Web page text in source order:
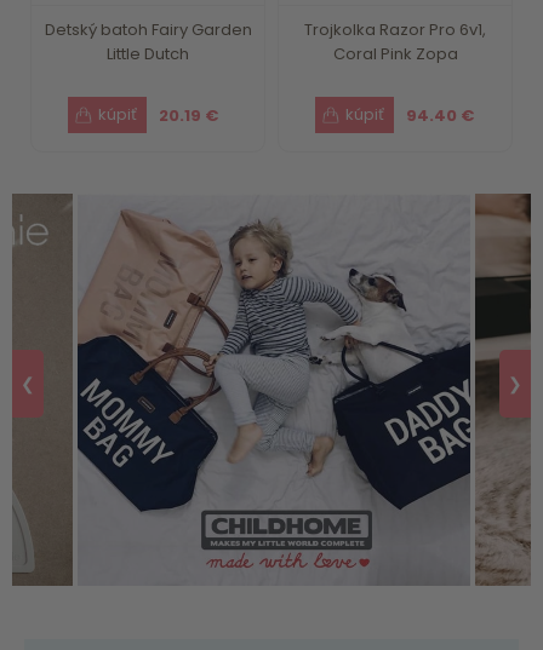
Detský batoh Fairy Garden
Little Dutch
20.19 €
Trojkolka Razor Pro 6v1,
Coral Pink Zopa
94.40 €
❮ ❯